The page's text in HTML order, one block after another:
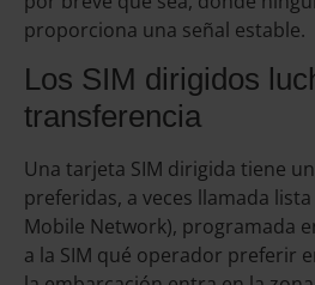
proporciona una señal estable.
Los SIM dirigidos
transferencia
Una tarjeta SIM dirigida tiene
preferidas, a veces llamada lista
Mobile Network), programada
a la SIM qué operador preferir